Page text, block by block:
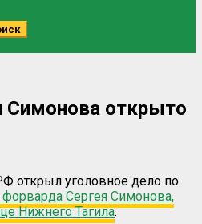
Симонова открыто
открыл уголовное дело по
форварда Сергея Симонова,
Нижнего Тагила.